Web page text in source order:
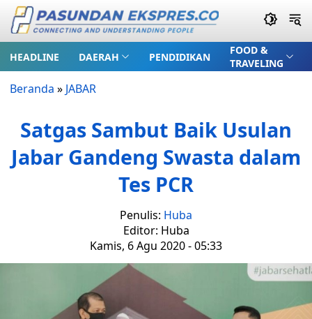
HEADLINE DAERAH PENDIDIKAN
FOOD &
TRAVELING
Beranda » JABAR
Satgas Sambut Baik Usulan
Jabar Gandeng Swasta dalam
Tes PCR
Penulis: Huba
Editor: Huba
Kamis, 6 Agu 2020 - 05:33